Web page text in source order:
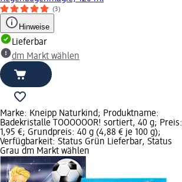
(3)
Hinweise
Lieferbar
dm Markt wählen
Marke: Kneipp Naturkind; Produktname:
Badekristalle TOOOOOOR! sortiert, 40 g; Preis:
1,95 €; Grundpreis: 40 g (4,88 € je 100 g);
Verfügbarkeit: Status Grün Lieferbar, Status
Grau dm Markt wählen